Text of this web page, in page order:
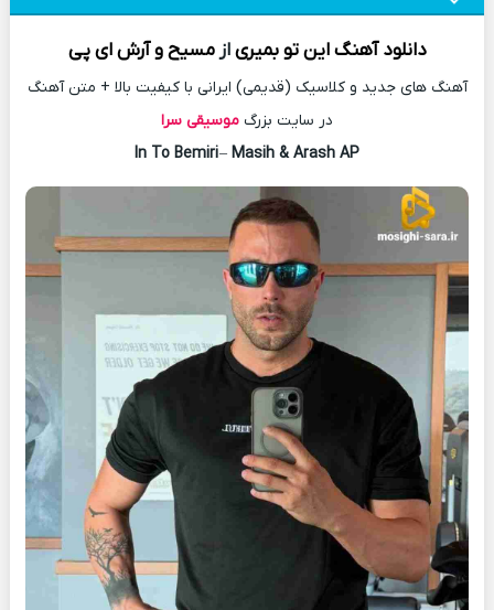
دانلود آهنگ این تو بمیری ازمسیح و آرش ای پی
آهنگ های جدید و کلاسیک (قدیمی) ایرانی با کیفیت بالا + متن آهنگ
در سایت بزرگ موسیقی سرا
In To Bemiri– Masih & Arash AP